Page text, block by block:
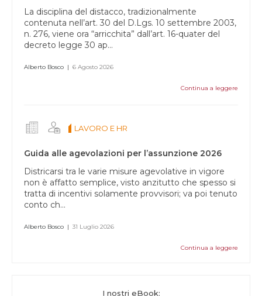
La disciplina del distacco, tradizionalmente
contenuta nell’art. 30 del D.Lgs. 10 settembre 2003,
n. 276, viene ora “arricchita” dall’art. 16-quater del
decreto legge 30 ap...
Alberto Bosco | 6 Agosto 2026
Continua a leggere
LAVORO E HR
Guida alle agevolazioni per l’assunzione 2026
Districarsi tra le varie misure agevolative in vigore
non è affatto semplice, visto anzitutto che spesso si
tratta di incentivi solamente provvisori; va poi tenuto
conto ch...
Alberto Bosco | 31 Luglio 2026
Continua a leggere
I nostri eBook: